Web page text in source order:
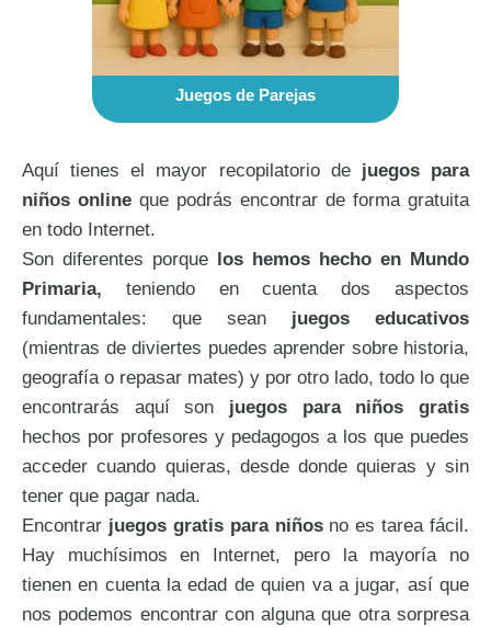
Juegos de Parejas
Aquí tienes el mayor recopilatorio de juegos para
niños online que podrás encontrar de forma gratuita
en todo Internet.
Son diferentes porque los hemos hecho en Mundo
Primaria, teniendo en cuenta dos aspectos
fundamentales: que sean juegos educativos
(mientras de diviertes puedes aprender sobre historia,
geografía o repasar mates) y por otro lado, todo lo que
encontrarás aquí son juegos para niños gratis
hechos por profesores y pedagogos a los que puedes
acceder cuando quieras, desde donde quieras y sin
tener que pagar nada.
Encontrar juegos gratis para niñosno es tarea fácil.
Hay muchísimos en Internet, pero la mayoría no
tienen en cuenta la edad de quien va a jugar, así que
nos podemos encontrar con alguna que otra sorpresa